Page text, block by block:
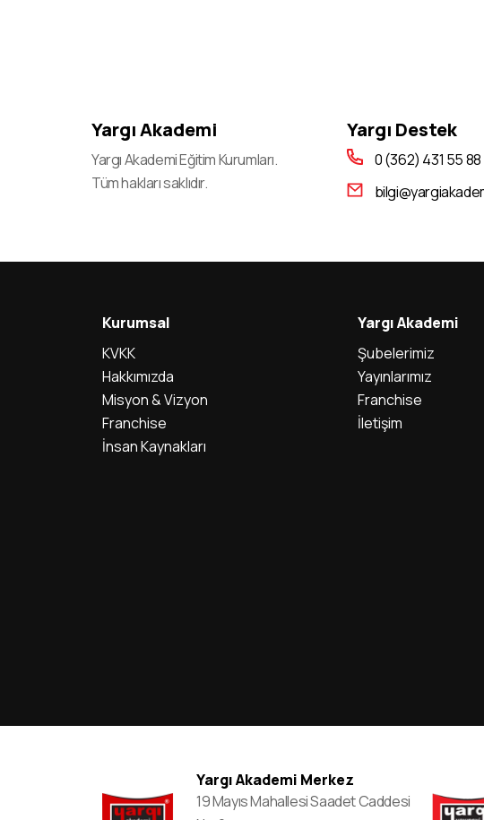
Yargı Akademi
Yargı Akademi Eğitim Kurumları.
Tüm hakları saklıdır.
Yargı Destek
0 (362) 431 55 88
Kurumsal
KVKK
Hakkımızda
Misyon & Vizyon
Franchise
İnsan Kaynakları
Yargı Akademi
Şubelerimiz
Yayınlarımız
Franchise
İletişim
Yargı Akademi Merkez
19 Mayıs Mahallesi Saadet Caddesi